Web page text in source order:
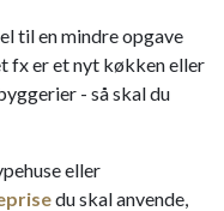
til en mindre opgave
fx er et nyt køkken eller
- så skal du
eller
du skal anvende,